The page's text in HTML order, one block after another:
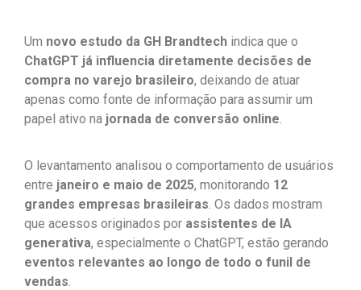
Um novo estudo da GH Brandtech indica que o
ChatGPT já influencia diretamente decisões de
compra no varejo brasileiro, deixando de atuar
apenas como fonte de informação para assumir um
papel ativo na jornada de conversão online.
O levantamento analisou o comportamento de usuários
entre janeiro e maio de 2025, monitorando 12
grandes empresas brasileiras. Os dados mostram
que acessos originados por assistentes de IA
generativa, especialmente o ChatGPT, estão gerando
eventos relevantes ao longo de todo o funil de
vendas.